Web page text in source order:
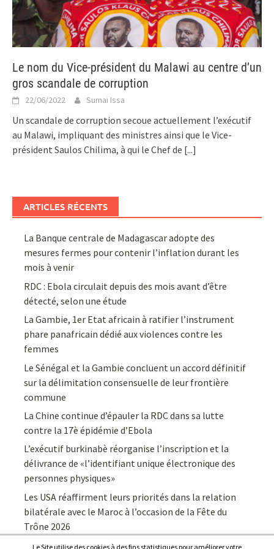
Le nom du Vice-président du Malawi au centre d’un
gros scandale de corruption
22/06/2022 Sumai Issa
Un scandale de corruption secoue actuellement l’exécutif
au Malawi, impliquant des ministres ainsi que le Vice-
président Saulos Chilima, à qui le Chef de [...]
ARTICLES RÉCENTS
La Banque centrale de Madagascar adopte des
mesures fermes pour contenir l’inflation durant les
mois à venir
RDC : Ebola circulait depuis des mois avant d’être
détecté, selon une étude
La Gambie, 1er Etat africain à ratifier l’instrument
phare panafricain dédié aux violences contre les
femmes
Le Sénégal et la Gambie concluent un accord définitif
sur la délimitation consensuelle de leur frontière
commune
La Chine continue d’épauler la RDC dans sa lutte
contre la 17è épidémie d’Ebola
L’exécutif burkinabè réorganise l’inscription et la
délivrance de «l’identifiant unique électronique des
personnes physiques»
Les USA réaffirment leurs priorités dans la relation
bilatérale avec le Maroc à l’occasion de la Fête du
Trône 2026
Le Site utilise des cookies à des fins statistiques pour améliorer votre